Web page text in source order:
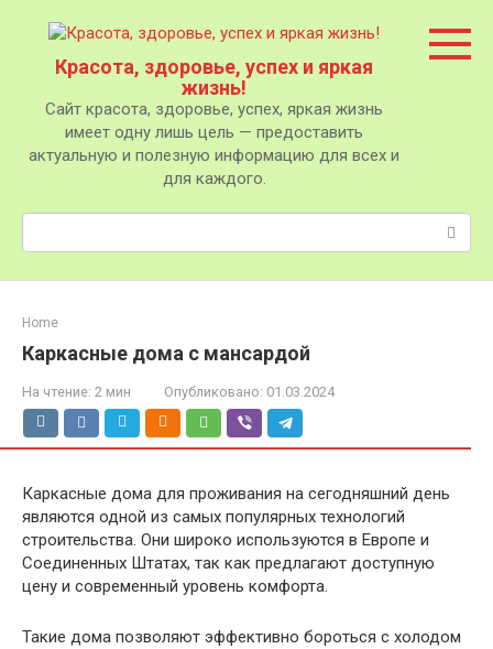
контентуКрасота, здоровье, успех и яркая
жизнь!
Сайт красота, здоровье, успех, яркая жизнь
имеет одну лишь цель — предоставить
актуальную и полезную информацию для всех и
для каждого.
Поиск:
Home
Каркасные дома с мансардой
На чтение: 2 мин Опубликовано: 01.03.2024
Каркасные дома для проживания на сегодняшний день
являются одной из самых популярных технологий
строительства. Они широко используются в Европе и
Соединенных Штатах, так как предлагают доступную
цену и современный уровень комфорта.
Такие дома позволяют эффективно бороться с холодом